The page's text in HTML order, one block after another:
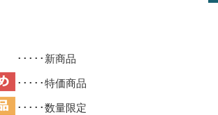
･････新商品
･････特価商品
･････数量限定